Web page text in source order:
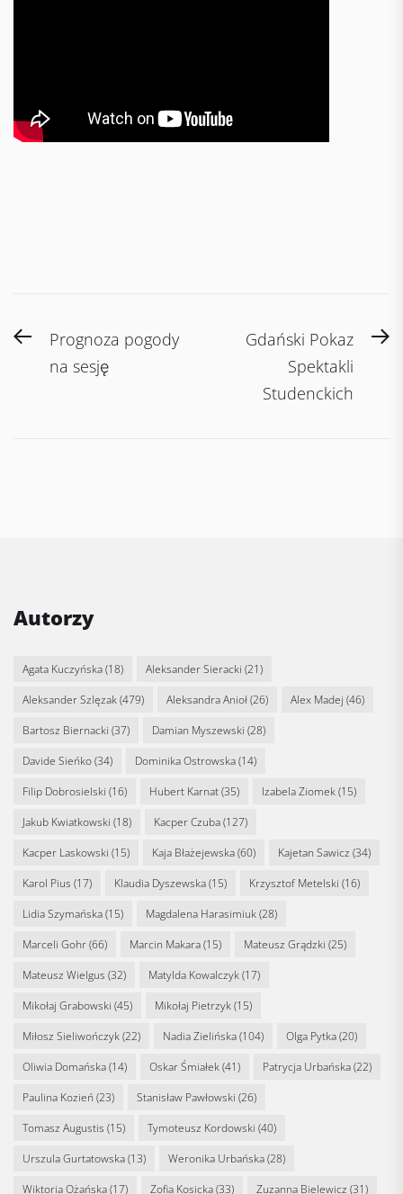
Post
navigation
PreviousPrognoza pogody
na sesję
Gdański Pokaz
Spektakli
Studenckich
Autorzy
Agata Kuczyńska(18) Aleksander Sieracki (21)
Aleksander Szlęzak(479) Aleksandra Anioł(26) Alex Madej (46)
Bartosz Biernacki (37) Damian Myszewski (28)
Davide Sieńko(34) Dominika Ostrowska(14)
Filip Dobrosielski (16) Hubert Karnat(35) Izabela Ziomek(15)
Jakub Kwiatkowski (18) Kacper Czuba(127)
Kacper Laskowski (15) Kaja Błażejewska(60) Kajetan Sawicz (34)
Karol Pius (17) Klaudia Dyszewska(15) Krzysztof Metelski (16)
Lidia Szymańska(15) Magdalena Harasimiuk(28)
Marceli Gohr(66) Marcin Makara(15) Mateusz Grądzki (25)
Mateusz Wielgus (32) Matylda Kowalczyk(17)
Mikołaj Grabowski (45) Mikołaj Pietrzyk(15)
Miłosz Sieliwończyk(22) Nadia Zielińska(104) Olga Pytka(20)
Oliwia Domańska(14) Oskar Śmiałek(41) Patrycja Urbańska(22)
Paulina Kozień (23) Stanisław Pawłowski (26)
Tomasz Augustis (15) Tymoteusz Kordowski (40)
Urszula Gurtatowska(13) Weronika Urbańska(28)
Wiktoria Ożańska(17) Zofia Kosicka(33) Zuzanna Bielewicz (31)